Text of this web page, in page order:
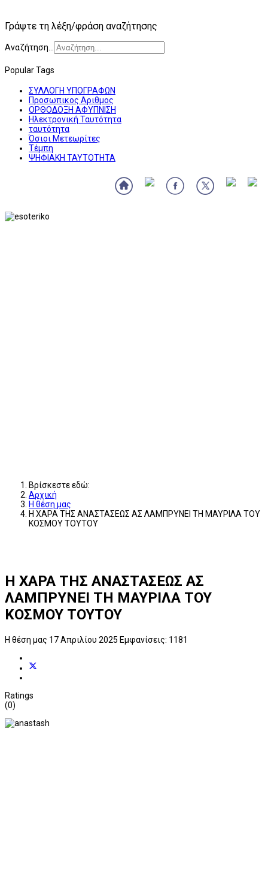
Γράψτε τη λέξη/φράση αναζήτησης
Αναζήτηση...
Popular Tags
ΣΥΛΛΟΓΗ ΥΠΟΓΡΑΦΩΝ
Προσωπικος Αριθμος
ΟΡΘΟΔΟΞΗ ΑΦΥΠΝΙΣΗ
Ηλεκτρονική Ταυτότητα
ταυτότητα
Όσιοι Μετεωρίτες
Τέμπη
ΨΗΦΙΑΚΗ ΤΑΥΤΟΤΗΤΑ
Βρίσκεστε εδώ:
Αρχική
Η θέση μας
Η ΧΑΡΑ ΤΗΣ ΑΝΑΣΤΑΣΕΩΣ ΑΣ ΛΑΜΠΡΥΝΕΙ ΤΗ ΜΑΥΡΙΛΑ ΤΟΥ
ΚΟΣΜΟΥ ΤΟΥΤΟΥ
Η ΧΑΡΑ ΤΗΣ ΑΝΑΣΤΑΣΕΩΣ ΑΣ
ΛΑΜΠΡΥΝΕΙ ΤΗ ΜΑΥΡΙΛΑ ΤΟΥ
ΚΟΣΜΟΥ ΤΟΥΤΟΥ
Η θέση μας 17 Απριλίου 2025 Εμφανίσεις: 1181
Ratings
(0)